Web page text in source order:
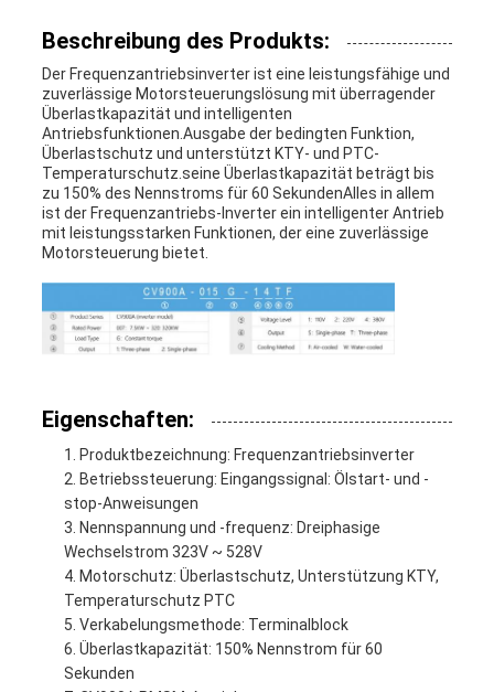
Beschreibung des Produkts:
Der Frequenzantriebsinverter ist eine leistungsfähige und
zuverlässige Motorsteuerungslösung mit überragender
Überlastkapazität und intelligenten
Antriebsfunktionen.Ausgabe der bedingten Funktion,
Überlastschutz und unterstützt KTY- und PTC-
Temperaturschutz.seine Überlastkapazität beträgt bis
zu 150% des Nennstroms für 60 SekundenAlles in allem
ist der Frequenzantriebs-Inverter ein intelligenter Antrieb
mit leistungsstarken Funktionen, der eine zuverlässige
Motorsteuerung bietet.
Eigenschaften:
Produktbezeichnung: Frequenzantriebsinverter
Betriebssteuerung: Eingangssignal: Ölstart- und -
stop-Anweisungen
Nennspannung und -frequenz: Dreiphasige
Wechselstrom 323V ~ 528V
Motorschutz: Überlastschutz, Unterstützung KTY,
Temperaturschutz PTC
Verkabelungsmethode: Terminalblock
Überlastkapazität: 150% Nennstrom für 60
Sekunden